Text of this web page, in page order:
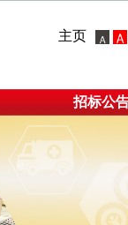
主页
招标公